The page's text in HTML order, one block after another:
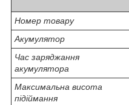
Номер товару
Акумулятор
Час заряджання
акумулятора
Максимальна висота
підіймання